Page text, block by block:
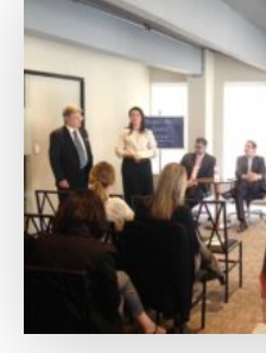
Mediação
Privada
no
Contexto
Empresarial